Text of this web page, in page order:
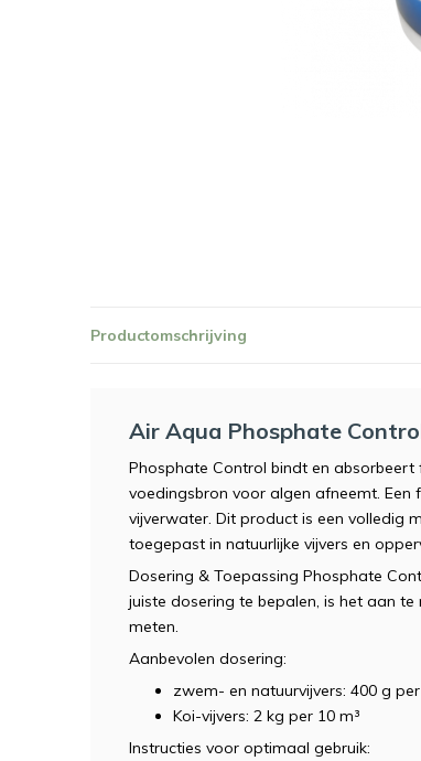
Productomschrijving
Air Aqua Phosphate
Phosphate Control bindt en
voedingsbron voor algen afneemt.
vijverwater. Dit product is een volledig
toegepast in natuurlijke vijvers en
Dosering & Toepassing Phosphate
juiste dosering te bepalen, is het aan
meten.
Aanbevolen dosering:
zwem- en natuurvijvers: 400 g
Koi-vijvers: 2 kg per 10 m³
Instructies voor optimaal gebruik: